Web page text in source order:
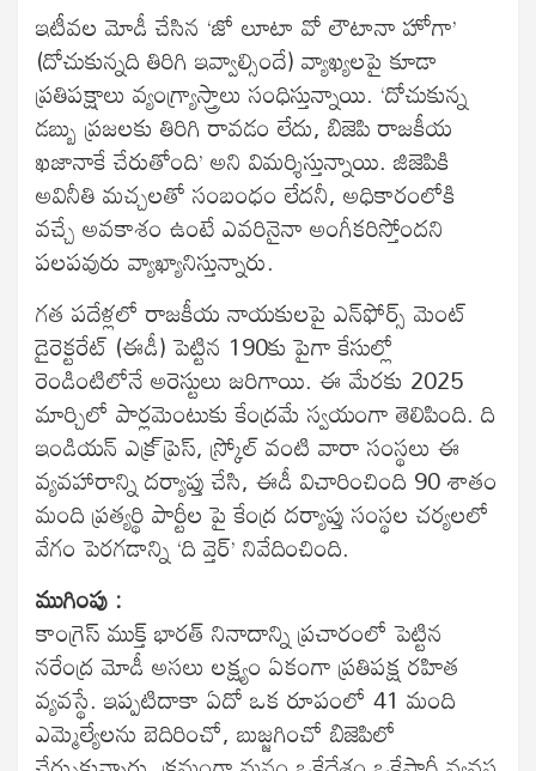
ఇటీవల మోడీ చేసిన ‘జో లూటా వో లౌటానా హోగా’
(దోచుకున్నది తిరిగి ఇవ్వాల్సిందే) వ్యాఖ్యలపై కూడా
ప్రతిపక్షాలు వ్యంగ్య్రాస్త్రాలు సంధిస్తున్నాయి. ‘దోచుకున్న
డబ్బు ప్రజలకు తిరిగి రావడం లేదు, బిజెపి రాజకీయ
ఖజానాకే చేరుతోంది’ అని విమర్శిస్తున్నాయి. జిజెపికి
అవినీతి మచ్చలతో సంబంధం లేదనీ, అధికారంలోకి
వచ్చే అవకాశం ఉంటే ఎవరినైనా అంగీకరిస్తోందని
పలపవురు వ్యాఖ్యానిస్తున్నారు.
గత పదేళ్లలో రాజకీయ నాయకులపై ఎన్‌ఫోర్స్ మెంట్
డైరెక్టరేట్ (ఈడీ) పెట్టిన 190కు పైగా కేసుల్లో
రెండింటిలోనే అరెస్టులు జరిగాయి. ఈ మేరకు 2025
మార్చిలో పార్లమెంటుకు కేంద్రమే స్వయంగా తెలిపింది. ది
ఇండియన్ ఎక్ర్ ప్రెస్, స్క్రోల్ వంటి వారా సంస్థలు ఈ
వ్యవహారాన్ని దర్యాప్తు చేసి, ఈడీ విచారించింది 90 శాతం
మంది ప్రత్యర్థి పార్టీల పై కేంద్ర దర్యాప్తు సంస్థల చర్యలలో
వేగం పెరగడాన్ని ‘ది వ్తెర్’ నివేదించింది.
ముగింపు :
కాంగ్రెస్ ముక్త్ భారత్ నినాదాన్ని ప్రచారంలో పెట్టిన
నరేంద్ర మోడీ అసలు లక్ష్యం ఏకంగా ప్రతిపక్ష రహిత
వ్యవస్థే. ఇప్పటిదాకా ఏదో ఒక రూపంలో 41 మంది
ఎమ్మెల్యేలను బెదిరించో, బుజ్జగించో బిజెపిలో